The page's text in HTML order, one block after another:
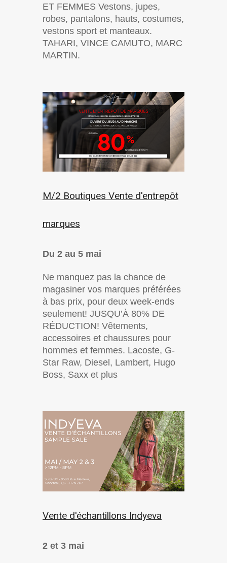
ET FEMMES Vestons, jupes,
robes, pantalons, hauts, costumes,
vestons sport et manteaux.
TAHARI, VINCE CAMUTO, MARC
MARTIN.
M/2 Boutiques Vente d'entrepôt
marques
Du 2 au 5 mai
Ne manquez pas la chance de
magasiner vos marques préférées
à bas prix, pour deux week-ends
seulement! JUSQU’À 80% DE
RÉDUCTION! Vêtements,
accessoires et chaussures pour
hommes et femmes. Lacoste, G-
Star Raw, Diesel, Lambert, Hugo
Boss, Saxx et plus
Vente d'échantillons Indyeva
2 et 3 mai